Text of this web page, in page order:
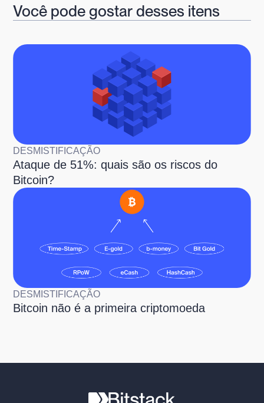
Você pode gostar desses itens
DESMISTIFICAÇÃO
Ataque de 51%: quais são os riscos do
Bitcoin?
DESMISTIFICAÇÃO
Bitcoin não é a primeira criptomoeda